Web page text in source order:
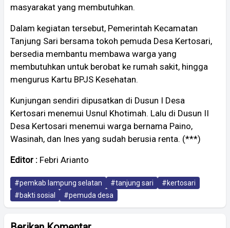
masyarakat yang membutuhkan.
Dalam kegiatan tersebut, Pemerintah Kecamatan
Tanjung Sari bersama tokoh pemuda Desa Kertosari,
bersedia membantu membawa warga yang
membutuhkan untuk berobat ke rumah sakit, hingga
mengurus Kartu BPJS Kesehatan.
Kunjungan sendiri dipusatkan di Dusun I Desa
Kertosari menemui Usnul Khotimah. Lalu di Dusun II
Desa Kertosari menemui warga bernama Paino,
Wasinah, dan Ines yang sudah berusia renta. (***)
Editor : Febri Arianto
#pemkab lampung selatan #tanjung sari
#kertosari
#bakti sosial
#pemuda desa